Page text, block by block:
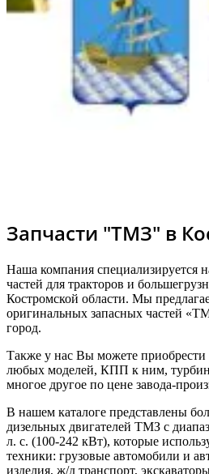
Запчасти "ТМЗ" в
Наша компания специализируется
частей для тракторов и
Костромской области. Мы
оригинальных запасных частей
город.
Также у нас Вы можете
любых моделей, КПП к ним,
многое другое по цене завода-
В нашем каталоге представлены
дизельных двигателей ТМЗ с
л. с. (100-242 кВт), которые
техники: грузовые автомобили и
изделия, ж/д транспорт,